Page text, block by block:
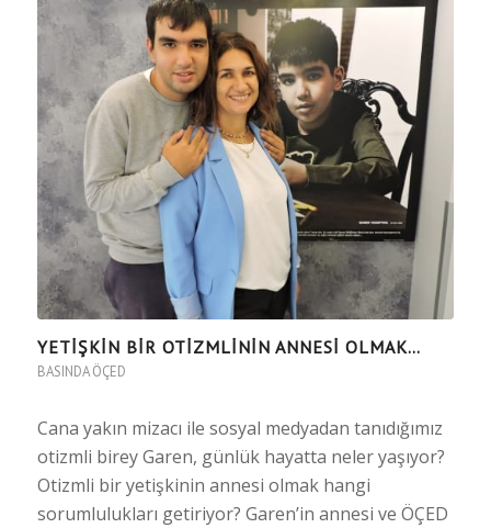
YETİŞKİN BİR OTİZMLİNİN ANNESİ OLMAK…
BASINDA ÖÇED
Cana yakın mizacı ile sosyal medyadan tanıdığımız
otizmli birey Garen, günlük hayatta neler yaşıyor?
Otizmli bir yetişkinin annesi olmak hangi
sorumlulukları getiriyor? Garen’in annesi ve ÖÇED